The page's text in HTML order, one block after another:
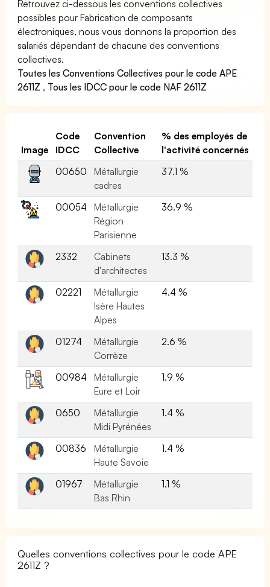
Retrouvez ci-dessous les conventions collectives
possibles pour Fabrication de composants
électroniques, nous vous donnons la proportion des
salariés dépendant de chacune des conventions
collectives.
Toutes les Conventions Collectives pour le code APE
2611Z , Tous les IDCC pour le code NAF 2611Z
Image
Code
IDCC
Convention
Collective
% des employés de
l'activité concernés
00650
Métallurgie
cadres
37.1 %
00054
Métallurgie
Région
Parisienne
36.9 %
2332
Cabinets
d'architectes
13.3 %
02221
Métallurgie
Isère Hautes
Alpes
4.4 %
01274
Métallurgie
Corrèze
2.6 %
00984
Métallurgie
Eure et Loir
1.9 %
0650
Métallurgie
Midi Pyrénées
1.4 %
00836
Métallurgie
Haute Savoie
1.4 %
01967
Métallurgie
Bas Rhin
1.1 %
Quelles conventions collectives pour le code APE
2611Z ?